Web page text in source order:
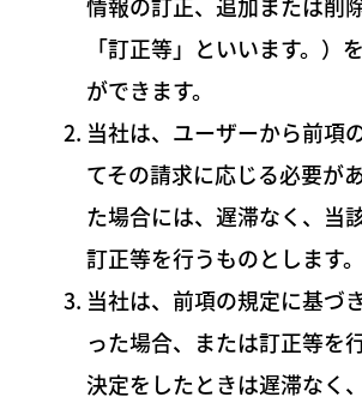
「訂正等」といいます。）
ができます。
当社は、ユーザーから前項
てその請求に応じる必要が
た場合には、遅滞なく、当
訂正等を行うものとします。
当社は、前項の規定に基づ
った場合、または訂正等を
決定をしたときは遅滞なく